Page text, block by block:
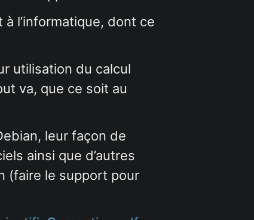
l’informatique, dont ce
utilisation du calcul
va, que ce soit au
leur façon de
ainsi que d’autres
(faire le support pour